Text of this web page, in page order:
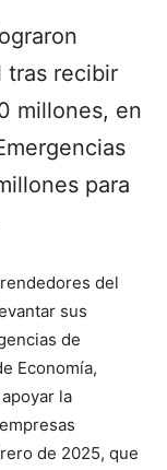
tras recibir
millones, en
para
del
sus
de
Economía,
la
de 2025, que